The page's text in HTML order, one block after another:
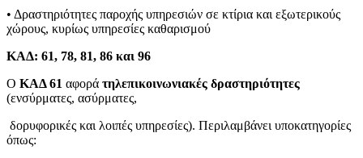
• Δραστηριότητες παροχής υπηρεσιών σε κτίρια και εξωτερικούς
χώρους, κυρίως υπηρεσίες καθαρισμού
ΚΑΔ: 61, 78, 81, 86 και 96
Ο ΚΑΔ 61 αφορά τηλεπικοινωνιακές δραστηριότητες
(ενσύρματες, ασύρματες,
δορυφορικές και λοιπές υπηρεσίες). Περιλαμβάνει υποκατηγορίες
όπως: